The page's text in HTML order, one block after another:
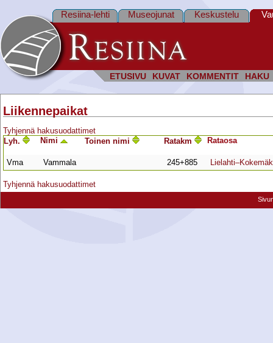
ETUSIVU KUVAT KOMMENTIT HAKU
Resiina-lehti Museojunat Keskustelu
Liikennepaikat
Tyhjennä hakusuodattimet
Lyh.
Nimi Toinen nimi Ratakm Rata­osa
Vma Vammala 245+885
Tyhjennä hakusuodattimet